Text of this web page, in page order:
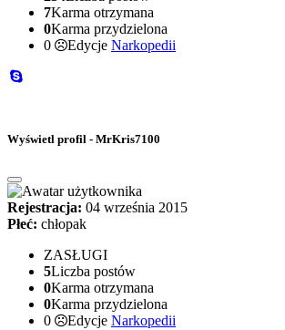
7Karma otrzymana
0Karma przydzielona
0
Edycje Narkopedii
Wyświetl profil - MrKris7100
Rejestracja: 04 września 2015
Płeć: chłopak
ZASŁUGI
5Liczba postów
0Karma otrzymana
0Karma przydzielona
0
Edycje Narkopedii